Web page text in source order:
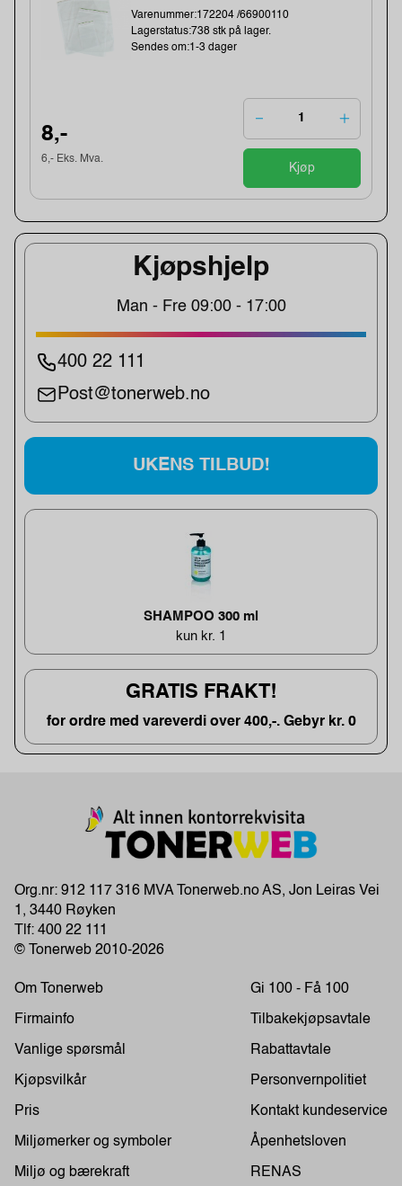
Kjøpshjelp
Man - Fre 09:00 - 17:00
400 22 111
Post@tonerweb.no
UKENS TILBUD!
SHAMPOO 300 ml
kun kr. 1
GRATIS FRAKT!
for ordre med vareverdi over 400,-. Gebyr kr. 0
Varenummer:172204 /66900110
Lagerstatus:738 stk på lager.
Sendes om:1-3 dager
8,-
6,- Eks. Mva.
Kjøp
Org.nr: 912 117 316 MVA Tonerweb.no AS, Jon Leiras Vei
1, 3440 Røyken
Tlf: 400 22 111
© Tonerweb 2010-2026
Om Tonerweb
Firmainfo
Vanlige spørsmål
Kjøpsvilkår
Pris
Miljømerker og symboler
Miljø og bærekraft
Gi 100 - Få 100
Tilbakekjøpsavtale
Rabattavtale
Personvernpolitiet
Kontakt kundeservice
Åpenhetsloven
RENAS